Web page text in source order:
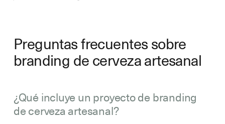
Preguntas frecuentes sobre
branding de cerveza artesanal
¿Qué incluye un proyecto de branding
de cerveza artesanal?